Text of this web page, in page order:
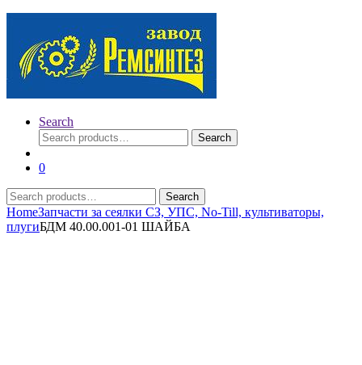
Search
Search
for:
Search
0
Search
for:
Search
HomeЗапчасти за сеялки СЗ, УПС, No-Till, культиваторы,
плугиБДМ 40.00.001-01 ШАЙБА